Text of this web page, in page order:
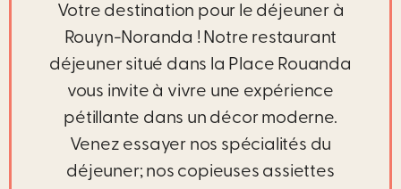
Votre destination pour le déjeuner à
Rouyn-Noranda ! Notre restaurant
déjeuner situé dans la Place Rouanda
vous invite à vivre une expérience
pétillante dans un décor moderne.
Venez essayer nos spécialités du
déjeuner; nos copieuses assiettes